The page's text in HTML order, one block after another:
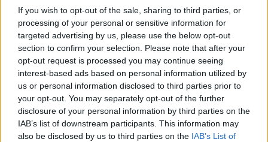
If you wish to opt-out of the sale, sharing to third parties, or
processing of your personal or sensitive information for
targeted advertising by us, please use the below opt-out
section to confirm your selection. Please note that after your
opt-out request is processed you may continue seeing
interest-based ads based on personal information utilized by
us or personal information disclosed to third parties prior to
your opt-out. You may separately opt-out of the further
disclosure of your personal information by third parties on the
IAB’s list of downstream participants. This information may
also be disclosed by us to third parties on the IAB’s List of
Redazione Sport Magazine · 28 Dic 2020
BASKET